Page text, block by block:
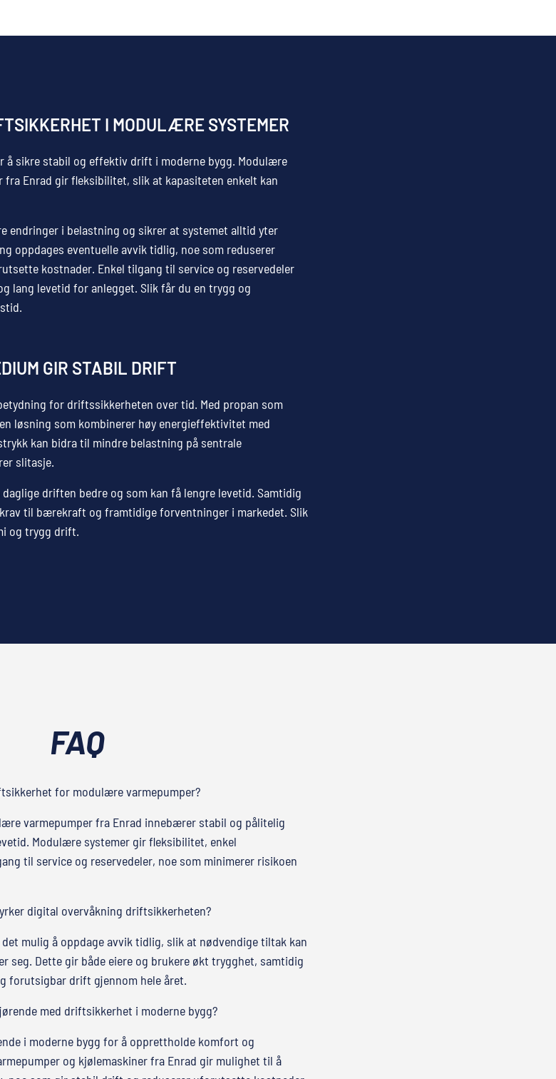
I MODULÆRE SYSTEMER
å sikre stabil og effektiv drift i moderne bygg. Modulære
fra Enrad gir fleksibilitet, slik at kapasiteten enkelt kan
endringer i belastning og sikrer at systemet alltid yter
oppdages eventuelle avvik tidlig, noe som reduserer
kostnader. Enkel tilgang til service og reservedeler
lang levetid for anlegget. Slik får du en trygg og
GIR STABIL DRIFT
for driftssikkerheten over tid. Med propan som
løsning som kombinerer høy energieffektivitet med
kan bidra til mindre belastning på sentrale
slitasje.
driften bedre og som kan få lengre levetid. Samtidig
til bærekraft og framtidige forventninger i markedet. Slik
og trygg drift.
FAQ
for modulære varmepumper?
varmepumper fra Enrad innebærer stabil og pålitelig
Modulære systemer gir fleksibilitet, enkel
til service og reservedeler, noe som minimerer risikoen
digital overvåkning driftsikkerheten?
mulig å oppdage avvik tidlig, slik at nødvendige tiltak kan
seg. Dette gir både eiere og brukere økt trygghet, samtidig
forutsigbar drift gjennom hele året.
med driftsikkerhet i moderne bygg?
i moderne bygg for å opprettholde komfort og
og kjølemaskiner fra Enrad gir mulighet til å